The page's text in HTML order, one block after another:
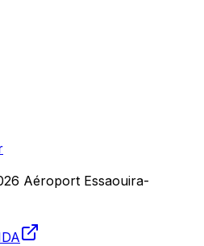
Aéroport Essaouira-